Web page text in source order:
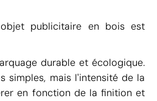
publicitaire en bois est
durable et écologique.
simples, mais l'intensité de la
en fonction de la finition et